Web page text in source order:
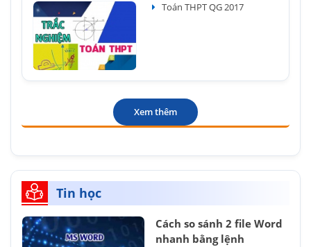
Toán THPT QG 2017
Xem thêm
Tin học
Cách so sánh 2 file Word
nhanh bằng lệnh